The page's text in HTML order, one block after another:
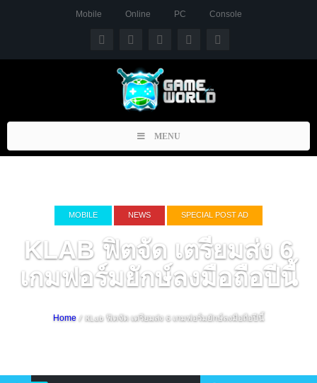
Mobile Online PC Console
Toggle
navigation
MENU
MOBILE NEWS SPECIAL POST AD
KLAB ฟิตจัด เตรียมส่ง 6
เกมฟอร์มยักษ์ลงมือถือปีนี้
Home / KLab ฟิตจัด เตรียมส่ง 6 เกมฟอร์มยักษ์ลงมือถือปีนี้